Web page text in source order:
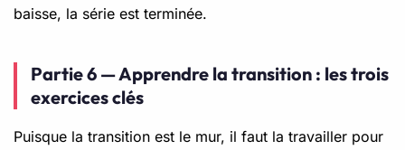
baisse, la série est terminée.
Partie 6 — Apprendre la transition : les trois
exercices clés
Puisque la transition est le mur, il faut la travailler pour